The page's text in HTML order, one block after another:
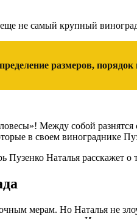
не самый крупный
размеров, порядок
Между собой
в своем винограднике
Наталья расскажет о
мерам. Но Наталья не